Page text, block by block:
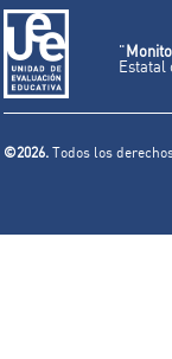
"
Estatal
©2026.Todos los